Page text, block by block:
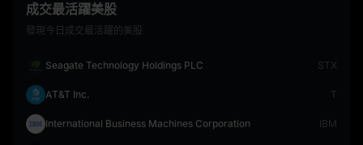
成交最活躍美股
發現今日成交最活躍的美股
Seagate Technology Holdings PLC STX
AT&T Inc. T
International Business Machines Corporation IBM